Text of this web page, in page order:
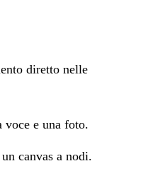
diretto nelle
e una foto.
canvas a nodi.